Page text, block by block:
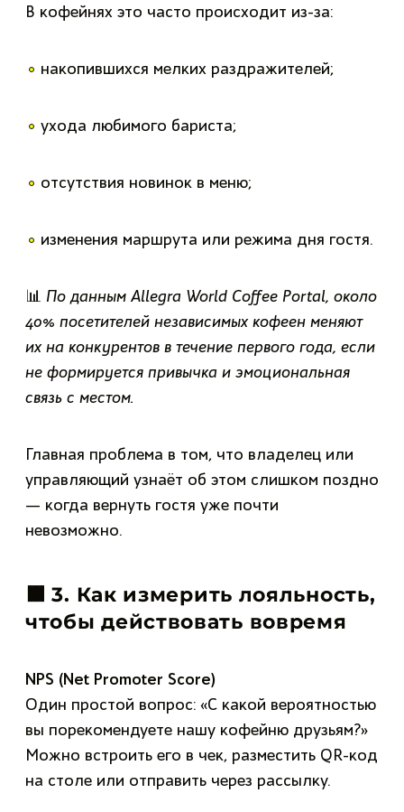
В кофейнях это часто происходит из-за:
накопившихся мелких раздражителей;
ухода любимого бариста;
отсутствия новинок в меню;
изменения маршрута или режима дня гостя.
📊 По данным Allegra World Coffee Portal, около
40% посетителей независимых кофеен меняют
их на конкурентов в течение первого года, если
не формируется привычка и эмоциональная
связь с местом.
Главная проблема в том, что владелец или
управляющий узнаёт об этом слишком поздно
— когда вернуть гостя уже почти
невозможно.
🟫 3. Как измерить лояльность,
чтобы действовать вовремя
NPS (Net Promoter Score)
Один простой вопрос: «С какой вероятностью
вы порекомендуете нашу кофейню друзьям?»
Можно встроить его в чек, разместить QR-код
на столе или отправить через рассылку.